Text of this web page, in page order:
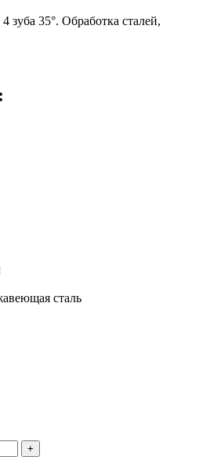
35°. Обработка сталей,
сталь
+